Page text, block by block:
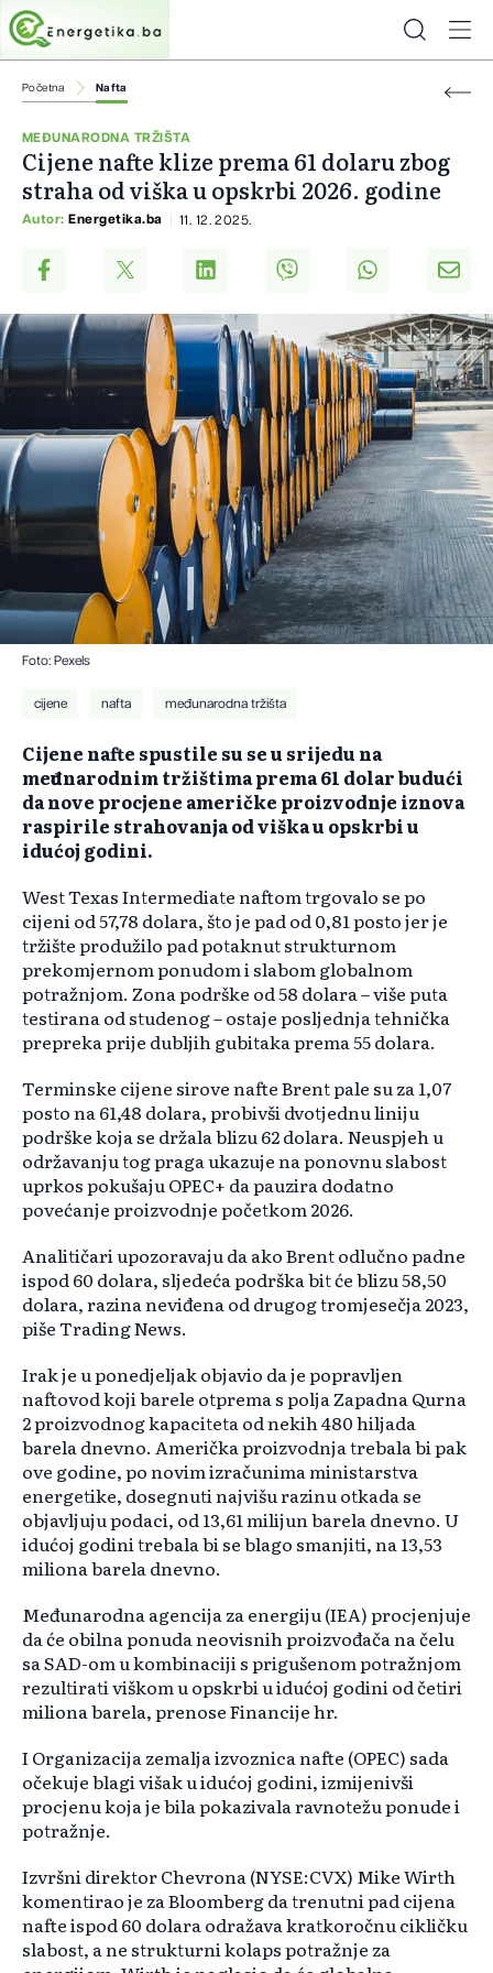
Početna Nafta
MEĐUNARODNA TRŽIŠTA
Cijene nafte klize prema 61 dolaru zbog
straha od viška u opskrbi 2026. godine
Autor: Energetika.ba 11. 12. 2025.
Foto: Pexels
cijene nafta međunarodna tržišta
Cijene nafte spustile su se u srijedu na
međunarodnim tržištima prema 61 dolar budući
da nove procjene američke proizvodnje iznova
raspirile strahovanja od viška u opskrbi u
idućoj godini.
West Texas Intermediate naftom trgovalo se po
cijeni od 57,78 dolara, što je pad od 0,81 posto jer je
tržište produžilo pad potaknut strukturnom
prekomjernom ponudom i slabom globalnom
potražnjom. Zona podrške od 58 dolara – više puta
testirana od studenog – ostaje posljednja tehnička
prepreka prije dubljih gubitaka prema 55 dolara.
Terminske cijene sirove nafte Brent pale su za 1,07
posto na 61,48 dolara, probivši dvotjednu liniju
podrške koja se držala blizu 62 dolara. Neuspjeh u
održavanju tog praga ukazuje na ponovnu slabost
uprkos pokušaju OPEC+ da pauzira dodatno
povećanje proizvodnje početkom 2026.
Analitičari upozoravaju da ako Brent odlučno padne
ispod 60 dolara, sljedeća podrška bit će blizu 58,50
dolara, razina neviđena od drugog tromjesečja 2023,
piše Trading News.
Irak je u ponedjeljak objavio da je popravljen
naftovod koji barele otprema s polja Zapadna Qurna
2 proizvodnog kapaciteta od nekih 480 hiljada
barela dnevno. Američka proizvodnja trebala bi pak
ove godine, po novim izračunima ministarstva
energetike, dosegnuti najvišu razinu otkada se
objavljuju podaci, od 13,61 milijun barela dnevno. U
idućoj godini trebala bi se blago smanjiti, na 13,53
miliona barela dnevno.
Međunarodna agencija za energiju (IEA) procjenjuje
da će obilna ponuda neovisnih proizvođača na čelu
sa SAD-om u kombinaciji s prigušenom potražnjom
rezultirati viškom u opskrbi u idućoj godini od četiri
miliona barela, prenose Financije hr.
I Organizacija zemalja izvoznica nafte (OPEC) sada
očekuje blagi višak u idućoj godini, izmijenivši
procjenu koja je bila pokazivala ravnotežu ponude i
potražnje.
Izvršni direktor Chevrona (NYSE:CVX) Mike Wirth
komentirao je za Bloomberg da trenutni pad cijena
nafte ispod 60 dolara odražava kratkoročnu cikličku
slabost, a ne strukturni kolaps potražnje za